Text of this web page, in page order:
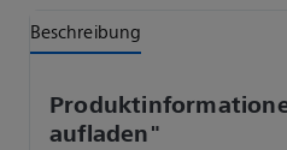
Beschreibung
aufladen"